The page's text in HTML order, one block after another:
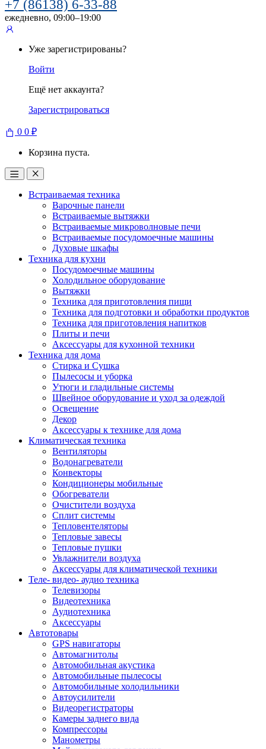
+7 (86138) 6-33-88
ежедневно, 09:00–19:00
Уже зарегистрированы?
Войти
Ещё нет аккаунта?
Зарегистрироваться
0 0 ₽
Корзина пуста.
Встраиваемая техника
Варочные панели
Встраиваемые вытяжки
Встраиваемые микроволновые печи
Встраиваемые посудомоечные машины
Духовые шкафы
Техника для кухни
Посудомоечные машины
Холодильное оборудование
Вытяжки
Техника для приготовления пищи
Техника для подготовки и обработки продуктов
Техника для приготовления напитков
Плиты и печи
Аксессуары для кухонной техники
Техника для дома
Стирка и Сушка
Пылесосы и уборка
Утюги и гладильные системы
Швейное оборудование и уход за одеждой
Освещение
Декор
Аксессуары к технике для дома
Климатическая техника
Вентиляторы
Водонагреватели
Конвекторы
Кондиционеры мобильные
Обогреватели
Очистители воздуха
Сплит системы
Тепловентеляторы
Тепловые завесы
Тепловые пушки
Увлажнители воздуха
Аксессуары для климатической техники
Теле- видео- аудио техника
Телевизоры
Видеотехника
Аудиотехника
Аксессуары
Автотовары
GPS навигаторы
Автомагнитолы
Автомобильная акустика
Автомобильные пылесосы
Автомобильные холодильники
Автоусилители
Видеорегистраторы
Камеры заднего вида
Компрессоры
Манометры